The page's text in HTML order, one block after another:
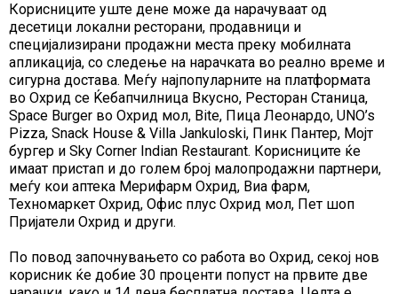
Корисниците уште дене може да нарачуваат од
десетици локални ресторани, продавници и
специјализирани продажни места преку мобилната
апликација, со следење на нарачката во реално време и
сигурна достава. Меѓу најпопуларните на платформата
во Охрид се Ќебапчилница Вкусно, Ресторан Станица,
Space Burger во Охрид мол, Bite, Пица Леонардо, UNO’s
Pizza, Snack House & Villa Jankuloski, Пинк Пантер, Мојт
бургер и Sky Corner Indian Restaurant. Корисниците ќе
имаат пристап и до голем број малопродажни партнери,
меѓу кои аптека Мерифарм Охрид, Виа фарм,
Техномаркет Охрид, Офис плус Охрид мол, Пет шоп
Пријатели Охрид и други.
По повод започнувањето со работа во Охрид, секој нов
корисник ќе добие 30 проценти попуст на првите две